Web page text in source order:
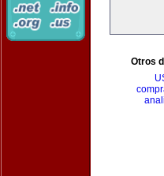
Otros